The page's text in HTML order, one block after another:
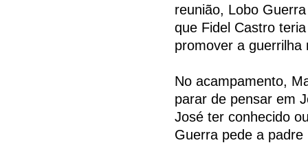
reunião, Lobo
que Fidel Castro
promover a guerrilha
No acampamento,
parar de pensar em
José ter conhecido
Guerra pede a